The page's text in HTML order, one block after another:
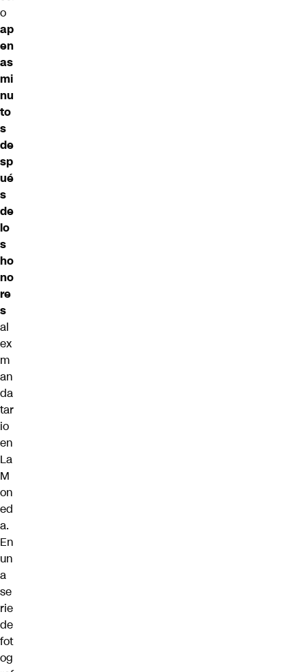
o
ap
en
as
mi
nu
to
s
de
sp
ué
s
de
lo
s
ho
no
re
s
al
ex
m
an
da
tar
io
en
La
M
on
ed
a.
En
un
a
se
rie
de
fot
og